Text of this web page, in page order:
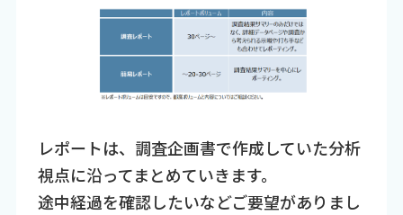
レポートは、調査企画書で作成していた分析
視点に沿ってまとめていきます。
途中経過を確認したいなどご要望がありまし